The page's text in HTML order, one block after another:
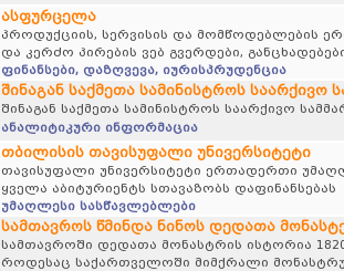
ასფურცელა
პროდუქციის, სერვისის და მომწოდებლების
და კერძო პირების ვებ გვერდები,
ფინანსები, დაზღვევა, იურისპრუდენცია
შინაგან საქმეთა სამინისტროს საარქივო
შინაგან საქმეთა სამინისტროს საარქივო
ანალიტიკური ინფორმაცია
თბილისის თავისუფალი უნივერსიტეტი
თავისუფალი უნივერსიტეტი ერთადერთი
ყველა აბიტურიენტს სთავაზობს დაფინანსებას
უმაღლესი სასწავლებლები
სამთავროს წმინდა ნინოს დედათა
სამთავროში დედათა მონასტრის ისტორია
როდესაც საქართველოში მიმქრალი